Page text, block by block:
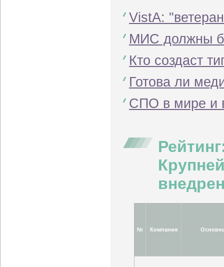
VistA:
МИС должны
Кто создаст
Готова ли
СПО в мире и
№ Компания